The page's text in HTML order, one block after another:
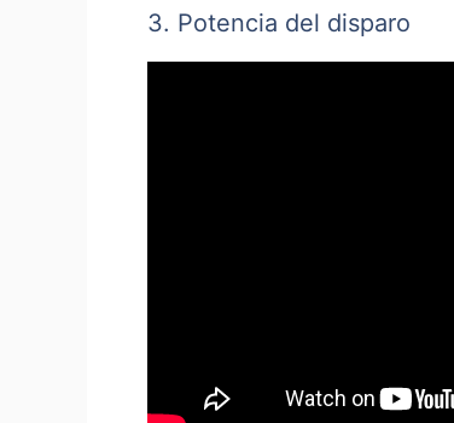
3. Potencia del disparo